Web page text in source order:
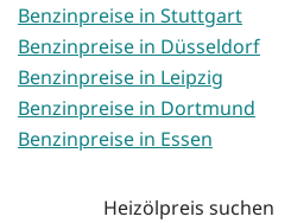
Benzinpreise in Stuttgart
Benzinpreise in Düsseldorf
Benzinpreise in Leipzig
Benzinpreise in Dortmund
Benzinpreise in Essen
Heizölpreis suchen